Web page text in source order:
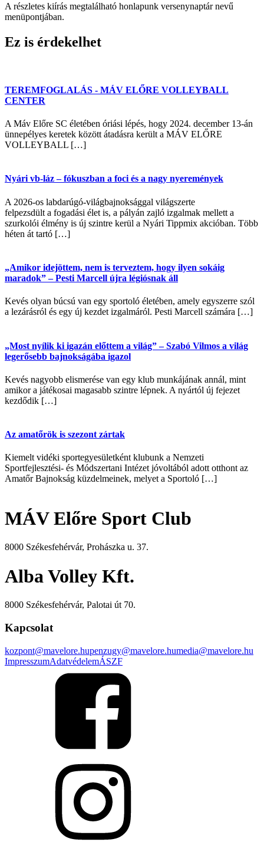
A részletes kiírás megtalálható honlapunk versenynaptár nevű
menüpontjában.
Ez is érdekelhet
TEREMFOGLALÁS - MÁV ELŐRE VOLLEYBALL
CENTER
A Máv Előre SC életében óriási lépés, hogy 2024. december 13-án
ünnepélyes keretek között átadásra került a MÁV ELŐRE
VOLLEYBALL […]
Nyári vb-láz – fókuszban a foci és a nagy nyeremények
A 2026-os labdarúgó-világbajnoksággal világszerte
felpezsdült a fogadási élet is, a pályán zajló izgalmak mellett a
szurkolói élmény is új szintre kerül a Nyári Tippmix akcióban. Több
héten át tartó […]
„Amikor idejöttem, nem is terveztem, hogy ilyen sokáig
maradok” – Pesti Marcell újra légiósnak áll
Kevés olyan búcsú van egy sportoló életében, amely egyszerre szól
a lezárásról és egy új kezdet izgalmáról. Pesti Marcell számára […]
„Most nyílik ki igazán előttem a világ” – Szabó Vilmos a világ
legerősebb bajnokságába igazol
Kevés nagyobb elismerése van egy klub munkájának annál, mint
amikor a játékosai magasabb szintre lépnek. A nyártól új fejezet
kezdődik […]
Az amatőrök is szezont zártak
Kiemelt vidéki sportegyesületként klubunk a Nemzeti
Sportfejlesztési- és Módszertani Intézet jóvoltából adott otthont az
Amatőr Bajnokság küzdelmeinek, melyet a Sportoló […]
MÁV Előre Sport Club
8000 Székesfehérvár, Prohászka u. 37.
Alba Volley Kft.
8000 Székesfehérvár, Palotai út 70.
Kapcsolat
kozpont@mavelore.hupenzugy@mavelore.humedia@mavelore.hu
ImpresszumAdatvédelemÁSZF